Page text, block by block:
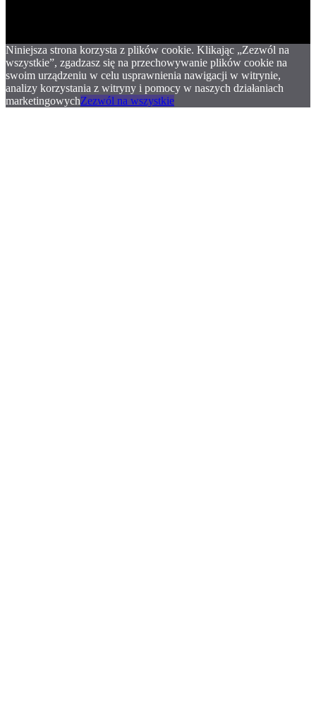
Niniejsza strona korzysta z plików cookie. Klikając „Zezwól na
wszystkie”, zgadzasz się na przechowywanie plików cookie na
swoim urządzeniu w celu usprawnienia nawigacji w witrynie,
analizy korzystania z witryny i pomocy w naszych działaniach
marketingowychZezwól na wszystkie